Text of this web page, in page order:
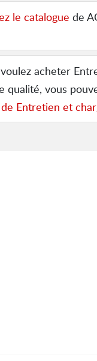
le catalogue de
acheter
qualité, vous
Entretien et